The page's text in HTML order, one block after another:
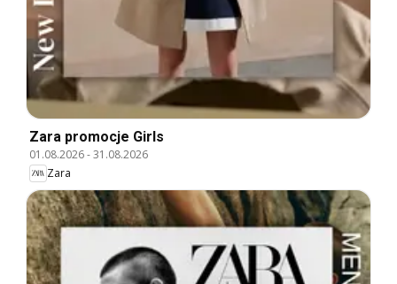
Zara promocje Girls
01.08.2026-31.08.2026
Zara